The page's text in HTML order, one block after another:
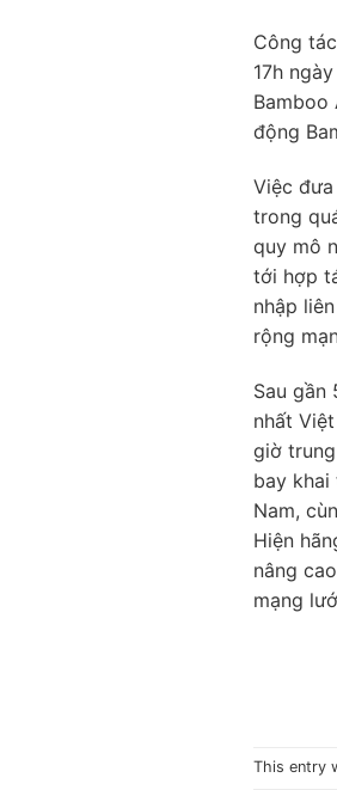
Công
17h
Bamboo
động
Việc
trong
quy mô
tới hợp
nhập
rộng
Sau gần
nhất
giờ
bay
Nam,
Hiện
nâng
mạng
This entry